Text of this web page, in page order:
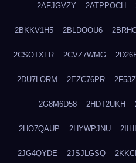
2AFJGVZY 2ATPPOCH
2BKKV1H5 2BLDOOU6
2CSOTXFR 2CVZ7WMG
2DU7LORM 2EZC76PR
2G8M6D58 2HDT2UKH
2HO7QAUP 2HYWPJNU
2JG4QYDE 2JSJLGSQ